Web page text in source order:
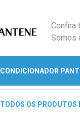
Confira
Somos
CONDICIONADOR
TODOS OS PRODUTOS